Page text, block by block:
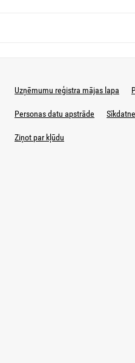
Uzņēmumu reģistra mājas lapa
Personas datu apstrāde
Ziņot par kļūdu